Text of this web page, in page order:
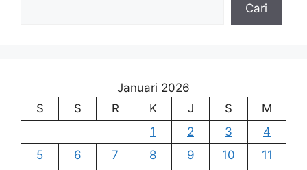
Cari
Januari 2026
S
S R K J S
M
1
2 3
4
5
6 7 8 9 10
11